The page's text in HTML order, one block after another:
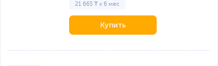
21 665 ₸ x 6 мес
Купить